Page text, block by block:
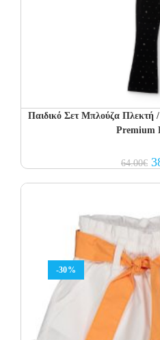
Παιδικό Σετ Μπλούζα Πλεκτή
Premium
64.00€
-30%